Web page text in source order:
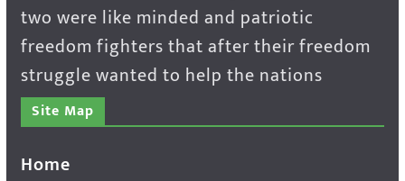
two were like minded and patriotic
freedom fighters that after their freedom
struggle wanted to help the nations
Site Map
Home